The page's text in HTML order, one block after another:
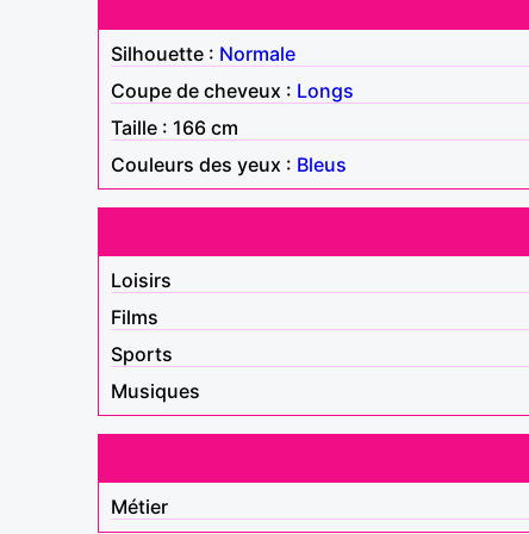
Silhouette : Normale
Coupe de cheveux : Longs
Taille : 166 cm
Couleurs des yeux : Bleus
Loisirs
Films
Sports
Musiques
Métier